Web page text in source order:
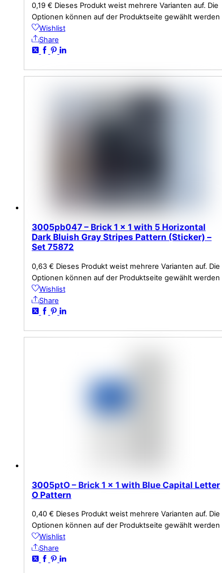
0,19 € Dieses Produkt weist mehrere Varianten auf. Die
Optionen können auf der Produktseite gewählt werden
Wishlist
Share
3005pb047 – Brick 1 x 1 with 5 Horizontal
Dark Bluish Gray Stripes Pattern (Sticker) –
Set 75872
0,63 € Dieses Produkt weist mehrere Varianten auf. Die
Optionen können auf der Produktseite gewählt werden
Wishlist
Share
3005ptO – Brick 1 x 1 with Blue Capital Letter
O Pattern
0,40 € Dieses Produkt weist mehrere Varianten auf. Die
Optionen können auf der Produktseite gewählt werden
Wishlist
Share